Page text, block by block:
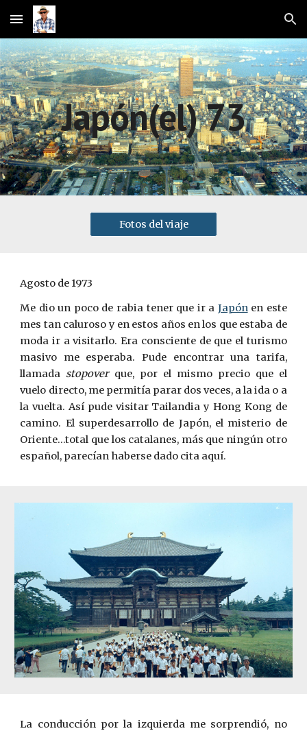
Skip to main content Skip to navigation
Japón(el) 73
Fotos del viaje
Agosto de 1973
Me dio un poco de rabia tener que ir a Japónen este
mes tan caluroso y en estos años en los que estaba de
moda ir a visitarlo. Era consciente de que el turismo
masivo me esperaba. Pude encontrar una tarifa,
llamada stopoverque, por el mismo precio que el
vuelo directo, me permitía parar dos veces, a la ida o a
la vuelta. Así pude visitar Tailandia y Hong Kong de
camino. El superdesarrollo de Japón, el misterio de
Oriente…total que los catalanes, más que ningún otro
español, parecían haberse dado cita aquí.
La conducción por la izquierda me sorprendió, no